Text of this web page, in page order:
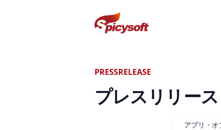
スパイシーソフト株式会社
PRESSRELEASE
プレスリリース
アプリ・